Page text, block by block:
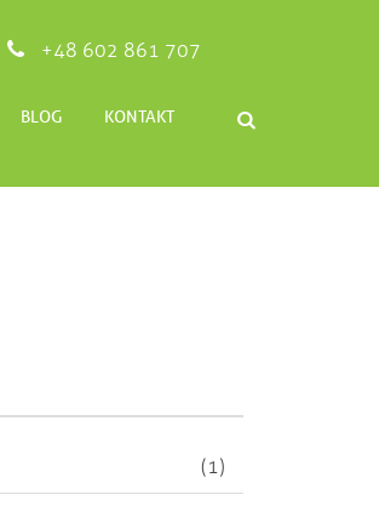
+48 602 861 707
BLOG KONTAKT
(1)